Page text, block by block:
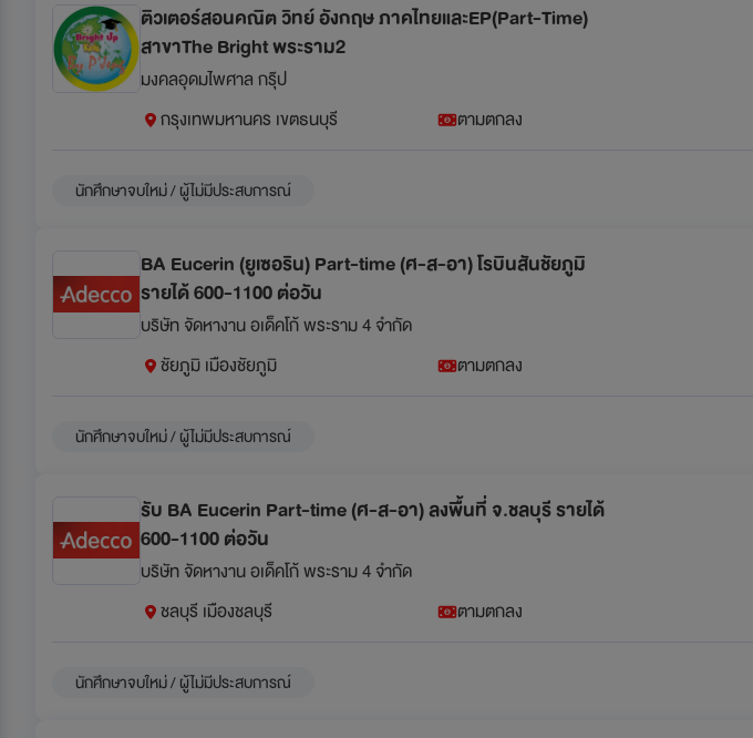
ติวเตอร์สอนคณิต วิทย์ อังกฤษ ภาคไทยและEP(Part-Time)
สาขาThe Bright พระราม2
มงคลอุดมไพศาล กรุ๊ป
กรุงเทพมหานคร เขตธนบุรี ตามตกลง
นักศึกษาจบใหม่ / ผู้ไม่มีประสบการณ์
BA Eucerin (ยูเซอริน) Part-time (ศ-ส-อา) โรบินสันชัยภูมิ
รายได้ 600-1100 ต่อวัน
บริษัท จัดหางาน อเด็คโก้ พระราม 4 จำกัด
ชัยภูมิ เมืองชัยภูมิ ตามตกลง
นักศึกษาจบใหม่ / ผู้ไม่มีประสบการณ์
รับ BA Eucerin Part-time (ศ-ส-อา) ลงพื้นที่ จ.ชลบุรี รายได้
600-1100 ต่อวัน
บริษัท จัดหางาน อเด็คโก้ พระราม 4 จำกัด
ชลบุรี เมืองชลบุรี ตามตกลง
นักศึกษาจบใหม่ / ผู้ไม่มีประสบการณ์